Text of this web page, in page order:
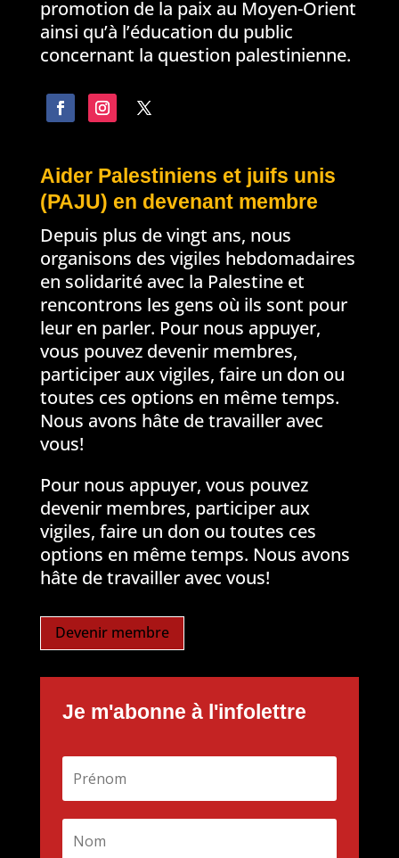
promotion de la paix au Moyen-Orient
ainsi qu’à l’éducation du public
concernant la question palestinienne.
Aider Palestiniens et juifs unis
(PAJU) en devenant membre
Depuis plus de vingt ans, nous
organisons des vigiles hebdomadaires
en solidarité avec la Palestine et
rencontrons les gens où ils sont pour
leur en parler. Pour nous appuyer,
vous pouvez devenir membres,
participer aux vigiles, faire un don ou
toutes ces options en même temps.
Nous avons hâte de travailler avec
vous!
Pour nous appuyer, vous pouvez
devenir membres, participer aux
vigiles, faire un don ou toutes ces
options en même temps. Nous avons
hâte de travailler avec vous!
Devenir membre
Je m'abonne à l'infolettre